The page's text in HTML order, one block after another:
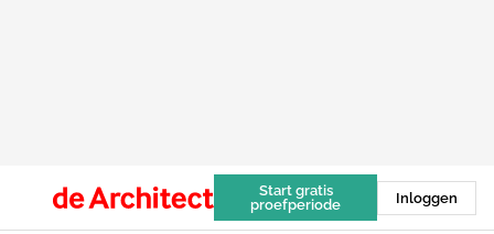
Start gratis
proefperiode
Inloggen